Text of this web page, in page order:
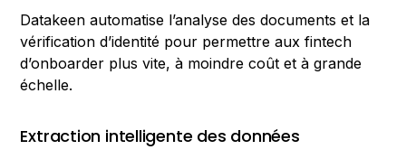
Datakeen automatise l’analyse des documents et la
vérification d’identité pour permettre aux fintech
d’onboarder plus vite, à moindre coût et à grande
échelle.
Extraction intelligente des données